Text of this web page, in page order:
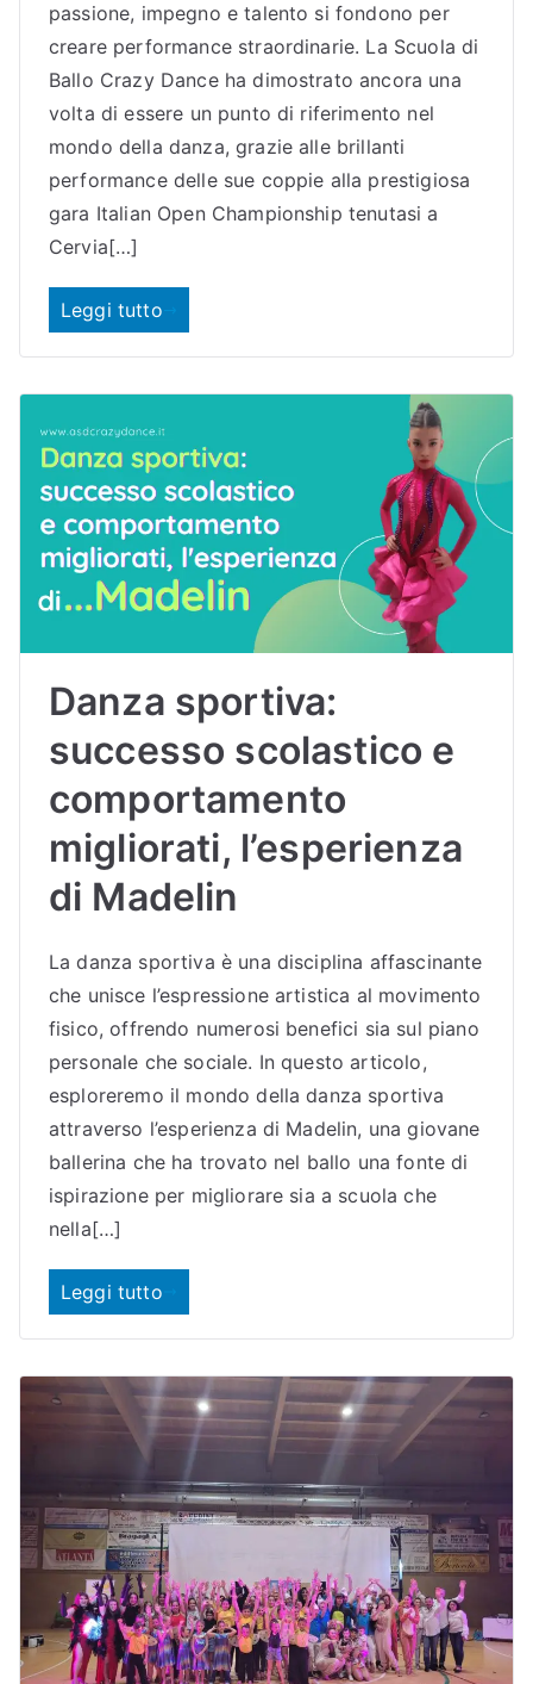
passione, impegno e talento si fondono per
creare performance straordinarie. La Scuola di
Ballo Crazy Dance ha dimostrato ancora una
volta di essere un punto di riferimento nel
mondo della danza, grazie alle brillanti
performance delle sue coppie alla prestigiosa
gara Italian Open Championship tenutasi a
Cervia[…]
Leggi tutto
Danza sportiva:
successo scolastico e
comportamento
migliorati, l’esperienza
di Madelin
La danza sportiva è una disciplina affascinante
che unisce l’espressione artistica al movimento
fisico, offrendo numerosi benefici sia sul piano
personale che sociale. In questo articolo,
esploreremo il mondo della danza sportiva
attraverso l’esperienza di Madelin, una giovane
ballerina che ha trovato nel ballo una fonte di
ispirazione per migliorare sia a scuola che
nella[…]
Leggi tutto